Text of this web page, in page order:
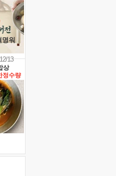
워
13
상
정수량